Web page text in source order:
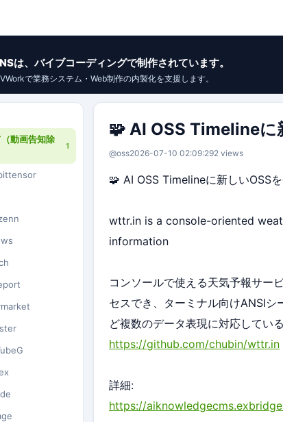
は、バイブコーディングで制作されています。
で業務システム・Web制作の内製化を支援します。
動画告知除
1
🧩 AI OSS Timelineに
@oss2026-07-10 02:09:292 views
🧩 AI OSS Timelineに新しいOSS
wttr.in is a console-oriented
information
コンソールで使える天気予報サー
セスでき、ターミナル向けANSI
ど複数のデータ表現に対応してい
https://github.com/chubin/wttr.in
詳細:
https://